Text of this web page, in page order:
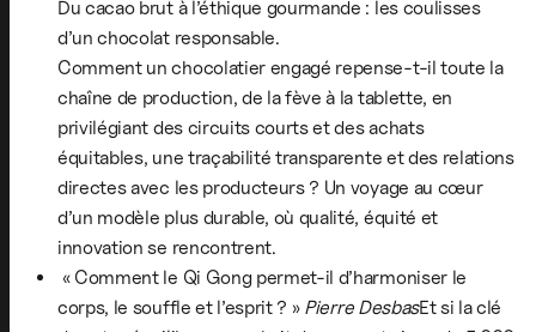
Du cacao brut à l’éthique gourmande : les coulisses
d’un chocolat responsable.
Comment un chocolatier engagé repense-t-il toute la
chaîne de production, de la fève à la tablette, en
privilégiant des circuits courts et des achats
équitables, une traçabilité transparente et des relations
directes avec les producteurs ? Un voyage au cœur
d’un modèle plus durable, où qualité, équité et
innovation se rencontrent.
« Comment le Qi Gong permet-il d’harmoniser le
corps, le souffle et l’esprit ? » Pierre DesbasEt si la clé